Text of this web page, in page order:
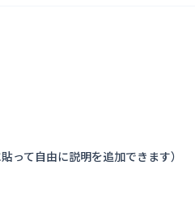
って自由に説明を追加できます）